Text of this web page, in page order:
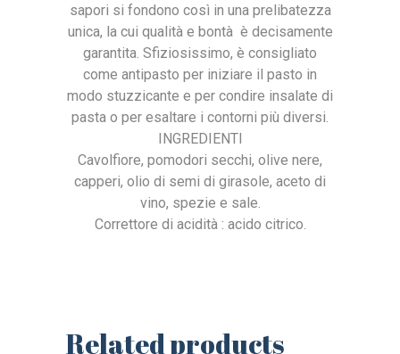
sapori si fondono così in una prelibatezza
unica, la cui qualità e bontà è decisamente
garantita. Sfiziosissimo, è consigliato
come antipasto per iniziare il pasto in
modo stuzzicante e per condire insalate di
pasta o per esaltare i contorni più diversi.
INGREDIENTI
Cavolfiore, pomodori secchi, olive nere,
capperi, olio di semi di girasole, aceto di
vino, spezie e sale.
Correttore di acidità : acido citrico.
Related products